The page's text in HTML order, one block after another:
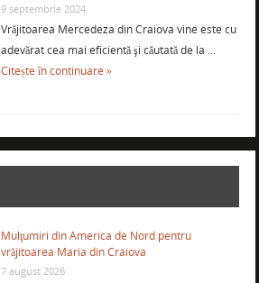
9 septembrie 2024
Vrăjitoarea Mercedeza din Craiova vine este cu
adevărat cea mai eficientă şi căutată de la …
Citește în continuare »
Mulţumiri din America de Nord pentru
vrăjitoarea Maria din Craiova
7 august 2026